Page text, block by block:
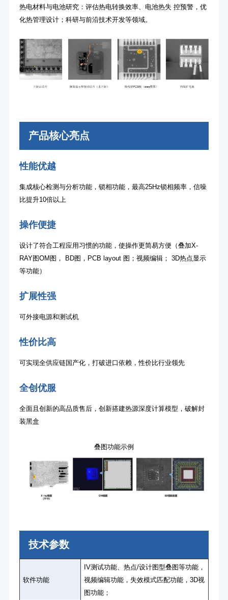
热电材料与电池研究：评估热电转换效率、电池热失 控预警，优
化热管理设计；科研与前沿技术开发等领域。
产品核心亮点
性能优越
集成核心检测与分析功能，锁相功能，最高25Hz锁相频率，信噪
比提升10倍以上
操作便捷
设计了符合工程应用习惯的功能，使操作更简易方便（叠加X-
RAY图OM图， BD图，PCB layout 图；视频编辑； 3D热点显示
等功能）
扩展性强
可外接电源和测试机
性价比高
可实现全供应链国产化，打破进口依赖，性价比行业领先
全创优服
全面且创新的高品质售后，创新搭建热源深度计算模型，破解封
装黑盒
叠图功能示例
技术参数
软件功能
IV测试功能、热点/设计图型叠图等功能，
视频编辑功能，失效模式匹配功能，3D视
图功能；